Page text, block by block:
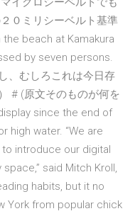
０ミリシーベルト基準
beach at Kamakura
by seven persons.
、むしろこれは今日存
# (原文そのものが何を
since the end of
high water. “We are
introduce our digital
said Mitch Kroll,
habits, but it no
York from popular chick